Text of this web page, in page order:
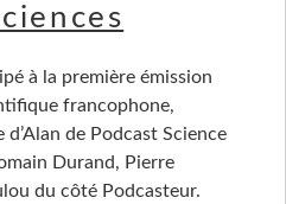
à la première émission
francophone,
d’Alan de Podcast Science
Durand, Pierre
du côté Podcasteur.